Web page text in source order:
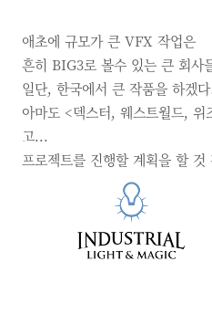
애초에 규모가 큰 VFX 작업은
흔히 BIG3로 볼수 있는 큰 회사
일단, 한국에서 큰 작품을 하겠
아마도 <덱스터, 웨스트월드, 위
고...
프로젝트를 진행할 계획을 할 것